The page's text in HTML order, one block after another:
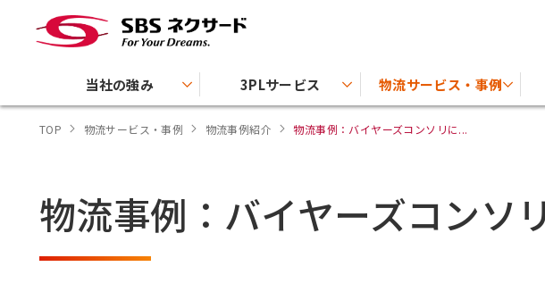
当社の強み 3PLサービス 物流サービス・事例
TOP 物流サービス・事例 物流事例紹介 物流事例：バイヤーズコンソリに...
物流事例：バイヤーズコンソ